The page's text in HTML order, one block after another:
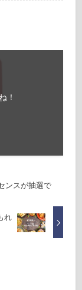
！
スが抽選で
れ